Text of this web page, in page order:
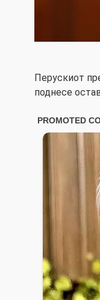
Перускиот
поднесе